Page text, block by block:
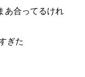
あ合ってるけれ
ぎた